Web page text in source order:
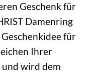
Geschenk für
Damenring
für
Ihrer
wird dem